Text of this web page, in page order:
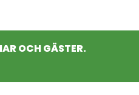
OCH GÄSTER.